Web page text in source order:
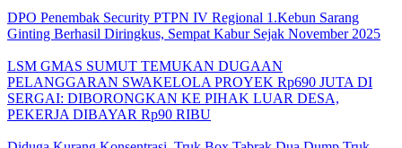
DPO Penembak Security PTPN IV Regional 1.Kebun Sarang
Ginting Berhasil Diringkus, Sempat Kabur Sejak November 2025
LSM GMAS SUMUT TEMUKAN DUGAAN
PELANGGARAN SWAKELOLA PROYEK Rp690 JUTA DI
SERGAI: DIBORONGKAN KE PIHAK LUAR DESA,
PEKERJA DIBAYAR Rp90 RIBU